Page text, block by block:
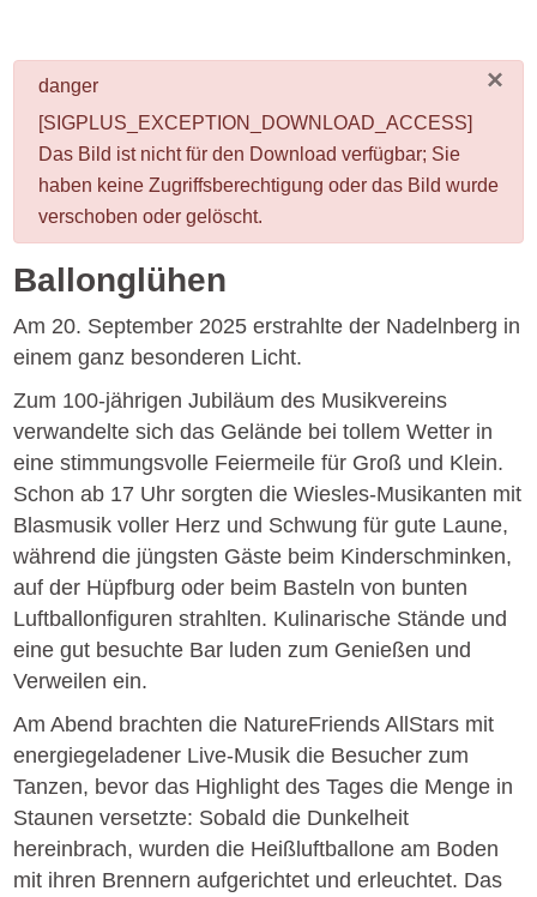
×
danger
[SIGPLUS_EXCEPTION_DOWNLOAD_ACCESS]
Das Bild ist nicht für den Download verfügbar; Sie
haben keine Zugriffsberechtigung oder das Bild wurde
verschoben oder gelöscht.
Ballonglühen
Am 20. September 2025 erstrahlte der Nadelnberg in
einem ganz besonderen Licht.
Zum 100-jährigen Jubiläum des Musikvereins
verwandelte sich das Gelände bei tollem Wetter in
eine stimmungsvolle Feiermeile für Groß und Klein.
Schon ab 17 Uhr sorgten die Wiesles-Musikanten mit
Blasmusik voller Herz und Schwung für gute Laune,
während die jüngsten Gäste beim Kinderschminken,
auf der Hüpfburg oder beim Basteln von bunten
Luftballonfiguren strahlten. Kulinarische Stände und
eine gut besuchte Bar luden zum Genießen und
Verweilen ein.
Am Abend brachten die NatureFriends AllStars mit
energiegeladener Live-Musik die Besucher zum
Tanzen, bevor das Highlight des Tages die Menge in
Staunen versetzte: Sobald die Dunkelheit
hereinbrach, wurden die Heißluftballone am Boden
mit ihren Brennern aufgerichtet und erleuchtet. Das